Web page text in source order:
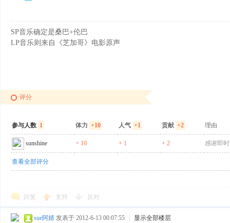
SP音乐确定是桑巴+伦巴
LP音乐则来自《芝加哥》电影原声
评分
参与人数 1 体力 +10 人气 +1 贡献 +2 理由
sunshine + 10 + 1 + 2 感谢即
查看全部评分
回复 支持 反对
sue阿婧 发表于 2012-6-13 00:07:55 显示全部楼层